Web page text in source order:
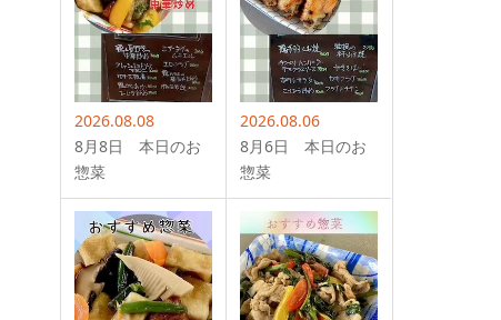
2026.08.08
8月8日 本日のお
惣菜
2026.08.06
8月6日 本日のお
惣菜